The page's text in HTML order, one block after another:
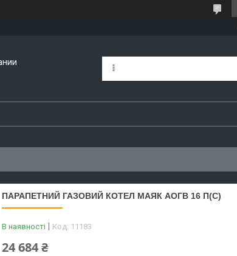
ПАРАПЕТНИЙ ГАЗОВИЙ КОТЕЛ МАЯК АОГВ 16 П(С)
В наявності Код: 11183
24 684 ₴